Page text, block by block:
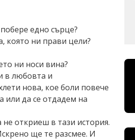
едно сърце?
която ни прави цели?
ни носи вина?
в любовта и
нова, кое боли повече
или да се отдадем на
откриеш в тази история.
ще те разсмее. И